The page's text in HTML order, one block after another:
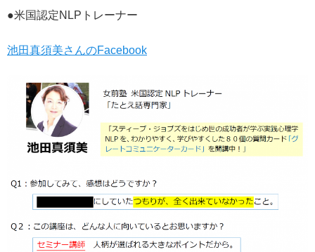
●米国認定NLPトレーナー
池田真須美さんのFacebook